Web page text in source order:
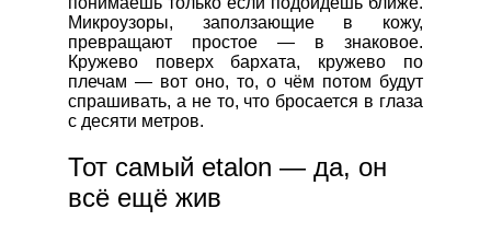
Микроузоры, заползающие в кожу,
превращают простое — в знаковое.
Кружево поверх бархата, кружево по
плечам — вот оно, то, о чём потом будут
спрашивать, а не то, что бросается в глаза
с десяти метров.
Тот самый etalon — да, он
всё ещё жив